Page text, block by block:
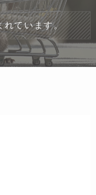
ています。